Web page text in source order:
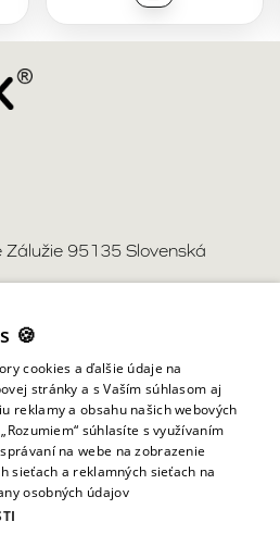
95135 Slovenská
©
🍪
cookies a ďalšie údaje na
stránky a s Vaším súhlasom aj
reklamy a obsahu našich webových
súhlasíte s využívaním
na webe na zobrazenie
sieťach a reklamných sieťach na
osobných údajov